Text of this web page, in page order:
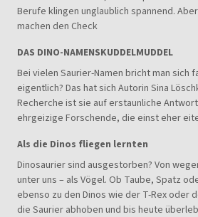
Berufe klingen unglaublich spannend.
machen den Check
DAS DINO-NAMENSKUDDELMUDDEL
Bei vielen Saurier-Namen bricht man sich
eigentlich? Das hat sich Autorin Sina
Recherche ist sie auf erstaunliche
ehrgeizige Forschende, die einst eher
Als die Dinos fliegen lernten
Dinosaurier sind ausgestorben? Von
unter uns – als Vögel. Ob Taube, Spatz
ebenso zu den Dinos wie der T-Rex oder
die Saurier abhoben und bis heute